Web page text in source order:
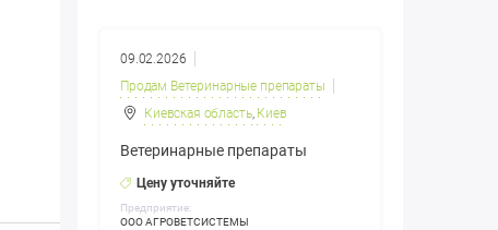
09.02.2026
Продам Ветеринарные препараты
Киевская область, Киев
Ветеринарные препараты
Цену уточняйте
Предприятие:
ООО АГРОВЕТСИСТЕМЫ